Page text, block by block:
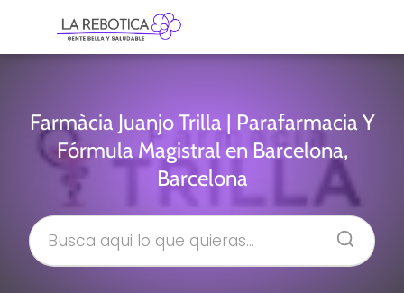
Farmàcia Juanjo Trilla | Parafarmacia Y
Fórmula Magistral en Barcelona,
Barcelona